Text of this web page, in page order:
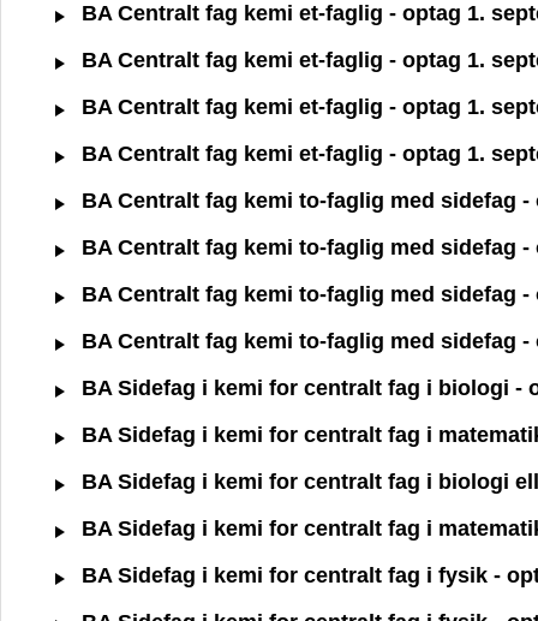
BA Centralt fag kemi et-faglig - optag 1.
BA Centralt fag kemi et-faglig - optag 1.
BA Centralt fag kemi et-faglig - optag 1.
BA Centralt fag kemi et-faglig - optag 1.
BA Centralt fag kemi to-faglig med sidefag -
BA Centralt fag kemi to-faglig med sidefag -
BA Centralt fag kemi to-faglig med sidefag -
BA Centralt fag kemi to-faglig med sidefag -
BA Sidefag i kemi for centralt fag i biologi -
BA Sidefag i kemi for centralt fag i
BA Sidefag i kemi for centralt fag i biologi
BA Sidefag i kemi for centralt fag i
BA Sidefag i kemi for centralt fag i fysik -